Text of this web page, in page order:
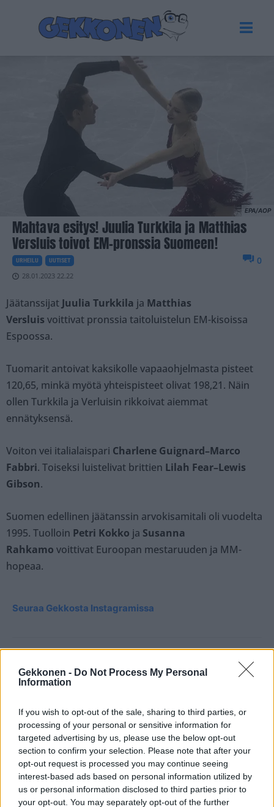
Gekkonen - Do Not Process My Personal
Information
If you wish to opt-out of the sale, sharing to third parties, or
processing of your personal or sensitive information for
targeted advertising by us, please use the below opt-out
section to confirm your selection. Please note that after your
opt-out request is processed you may continue seeing
interest-based ads based on personal information utilized by
us or personal information disclosed to third parties prior to
your opt-out. You may separately opt-out of the further
EPA/AOP
Mahtava esitys! Juulia Turkkila ja Matthias
Versluis toivot EM-pronssia Suomeen!
URHEILU UUTISET
28.01.2023 22.22
0
Jäätanssijat Juulia Turkkila ja Matthias
Versluis voittivat pronssia taitoluistelun EM-kisoissa
Espoossa.
Tuomarit antoivat kaksikolle vapaaohjelmasta pisteet
120,65, minkä myötä yhteispisteet olivat 198,21. Näin
ollen Turkkila ja Verluisin rikkoivat aiemmat
ennätyksensä.
Voiton vei italialaispari Charlene Guignard–Marco
Fabbri. Toiseksi luistelivat brittien Lilah Fear–Lewis
Gibson.
Suomen edellinen jäätanssin arvokisamitali oli vuodelta
1995. Tuolloin Petri Kokko ja Susanna
Rahkamo voittivat Euroopan mestaruuden ja MM-
hopeaa.
Seuraa Gekkosta Instagramissa
EPA/AOP
Tagit EM-pronssi Jäätanssi
Juulia Turkkila
Matthias Versluis
Kommenttiosio